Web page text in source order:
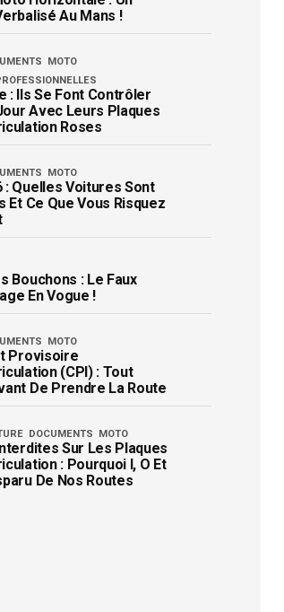
Au Mans !
MOTO
: Ils Se Font Contrôler
Avec Leurs Plaques
Roses
MOTO
: Quelles Voitures Sont
Et Ce Que Vous Risquez
Bouchons : Le Faux
En Vogue !
MOTO
Provisoire
(CPI) : Tout
De Prendre La Route
DOCUMENTS MOTO
Sur Les Plaques
: Pourquoi I, O Et
De Nos Routes